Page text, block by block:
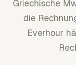
Griechische
die
Everhour